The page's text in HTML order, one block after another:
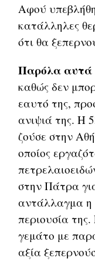
Αφού
κατάλληλες
ότι θα
Παρόλα αυτά
καθώς δεν
εαυτό της,
ανιψιά της. Η
ζούσε στην
οποίος
στην Πάτρα
αντάλλαγμα η
περιουσία
γεμάτο με
αξία